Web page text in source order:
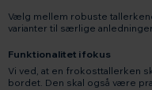
Vælg mellem robuste
varianter til særlige
Funktionalitet i fokus
Vi ved, at en frokosttallerken
bordet. Den skal også være